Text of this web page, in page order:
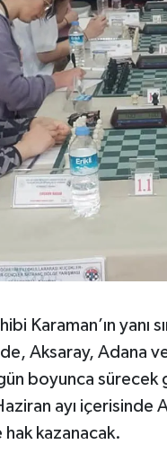
Karaman’ın yanı
Aksaray, Adana
boyunca sürecek
ayı içerisinde
hak kazanacak.